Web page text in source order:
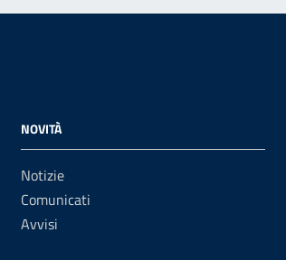
NOVITÀ
Notizie
Comunicati
Avvisi